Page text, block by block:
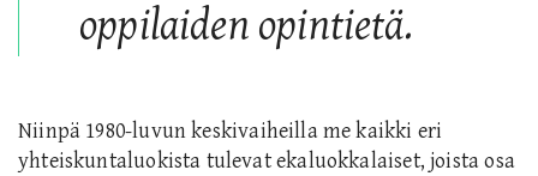
oppilaiden opintietä.
Niinpä 1980-luvun keskivaiheilla me kaikki eri
yhteiskuntaluokista tulevatekaluokkalaiset, joista osa